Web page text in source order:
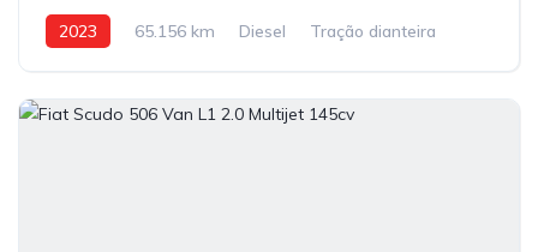
2023 65.156 km Diesel Tração dianteira